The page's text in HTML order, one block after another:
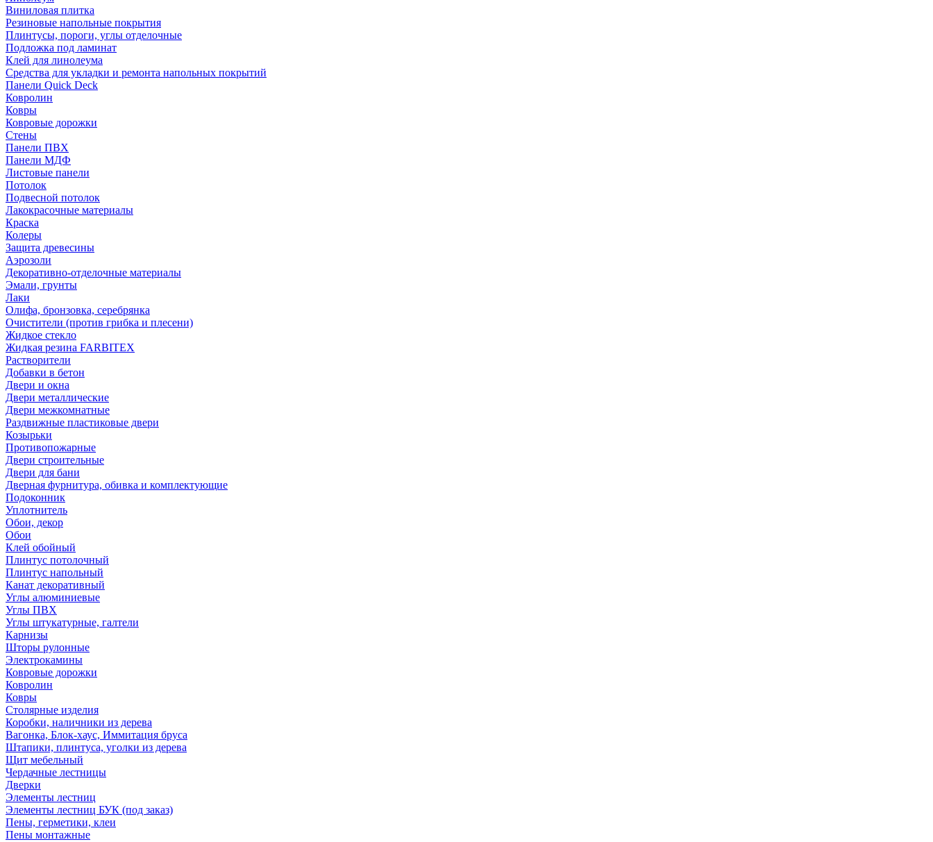
Виниловая плитка
Резиновые напольные покрытия
Плинтусы, пороги, углы отделочные
Подложка под ламинат
Клей для линолеума
Средства для укладки и ремонта напольных покрытий
Панели Quick Deck
Ковролин
Ковры
Ковровые дорожки
Стены
Панели ПВХ
Панели МДФ
Листовые панели
Потолок
Подвесной потолок
Лакокрасочные материалы
Краска
Колеры
Защита древесины
Аэрозоли
Декоративно-отделочные материалы
Эмали, грунты
Лаки
Олифа, бронзовка, серебрянка
Очистители (против грибка и плесени)
Жидкое стекло
Жидкая резина FARBITEX
Растворители
Добавки в бетон
Двери и окна
Двери металлические
Двери межкомнатные
Раздвижные пластиковые двери
Козырьки
Противопожарные
Двери строительные
Двери для бани
Дверная фурнитура, обивка и комплектующие
Подоконник
Уплотнитель
Обои, декор
Обои
Клей обойный
Плинтус потолочный
Плинтус напольный
Канат декоративный
Углы алюминиевые
Углы ПВХ
Углы штукатурные, галтели
Карнизы
Шторы рулонные
Электрокамины
Ковровые дорожки
Ковролин
Ковры
Столярные изделия
Коробки, наличники из дерева
Вагонка, Блок-хаус, Иммитация бруса
Штапики, плинтуса, уголки из дерева
Щит мебельный
Чердачные лестницы
Дверки
Элементы лестниц
Элементы лестниц БУК (под заказ)
Пены, герметики, клеи
Пены монтажные